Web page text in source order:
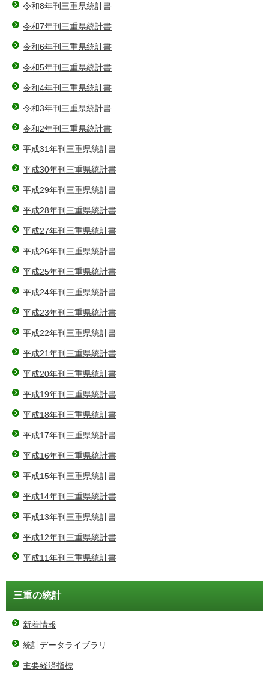
令和8年刊三重県統計書
令和7年刊三重県統計書
令和6年刊三重県統計書
令和5年刊三重県統計書
令和4年刊三重県統計書
令和3年刊三重県統計書
令和2年刊三重県統計書
平成31年刊三重県統計書
平成30年刊三重県統計書
平成29年刊三重県統計書
平成28年刊三重県統計書
平成27年刊三重県統計書
平成26年刊三重県統計書
平成25年刊三重県統計書
平成24年刊三重県統計書
平成23年刊三重県統計書
平成22年刊三重県統計書
平成21年刊三重県統計書
平成20年刊三重県統計書
平成19年刊三重県統計書
平成18年刊三重県統計書
平成17年刊三重県統計書
平成16年刊三重県統計書
平成15年刊三重県統計書
平成14年刊三重県統計書
平成13年刊三重県統計書
平成12年刊三重県統計書
平成11年刊三重県統計書
三重の統計
新着情報
統計データライブラリ
主要経済指標